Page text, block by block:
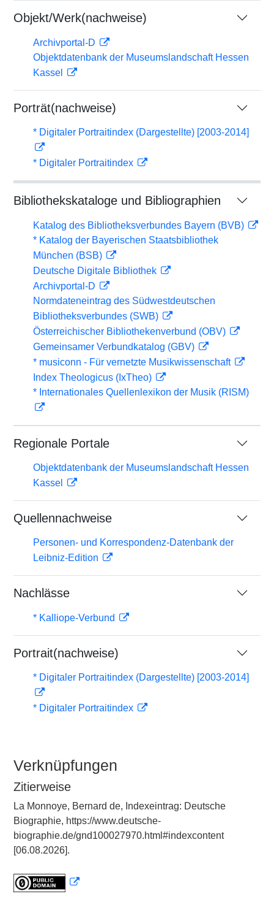
Objekt/Werk(nachweise)
Archivportal-D
Objektdatenbank der Museumslandschaft Hessen
Kassel
Porträt(nachweise)
* Digitaler Portraitindex (Dargestellte) [2003-2014]
* Digitaler Portraitindex
Bibliothekskataloge und Bibliographien
Katalog des Bibliotheksverbundes Bayern (BVB)
* Katalog der Bayerischen Staatsbibliothek
München (BSB)
Deutsche Digitale Bibliothek
Archivportal-D
Normdateneintrag des Südwestdeutschen
Bibliotheksverbundes (SWB)
Österreichischer Bibliothekenverbund (OBV)
Gemeinsamer Verbundkatalog (GBV)
* musiconn - Für vernetzte Musikwissenschaft
Index Theologicus (IxTheo)
* Internationales Quellenlexikon der Musik (RISM)
Regionale Portale
Objektdatenbank der Museumslandschaft Hessen
Kassel
Quellennachweise
Personen- und Korrespondenz-Datenbank der
Leibniz-Edition
Nachlässe
* Kalliope-Verbund
Portrait(nachweise)
* Digitaler Portraitindex (Dargestellte) [2003-2014]
* Digitaler Portraitindex
Verknüpfungen
Zitierweise
La Monnoye, Bernard de, Indexeintrag: Deutsche
Biographie, https://www.deutsche-
biographie.de/gnd100027970.html#indexcontent
[06.08.2026].